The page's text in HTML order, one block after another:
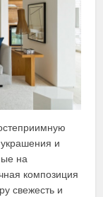
и
на
композиция
свежесть и